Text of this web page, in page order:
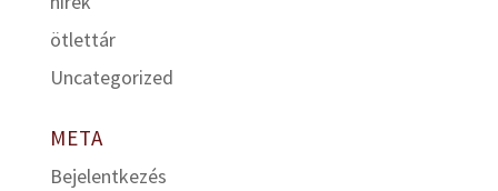
ötlettár
Uncategorized
META
Bejelentkezés